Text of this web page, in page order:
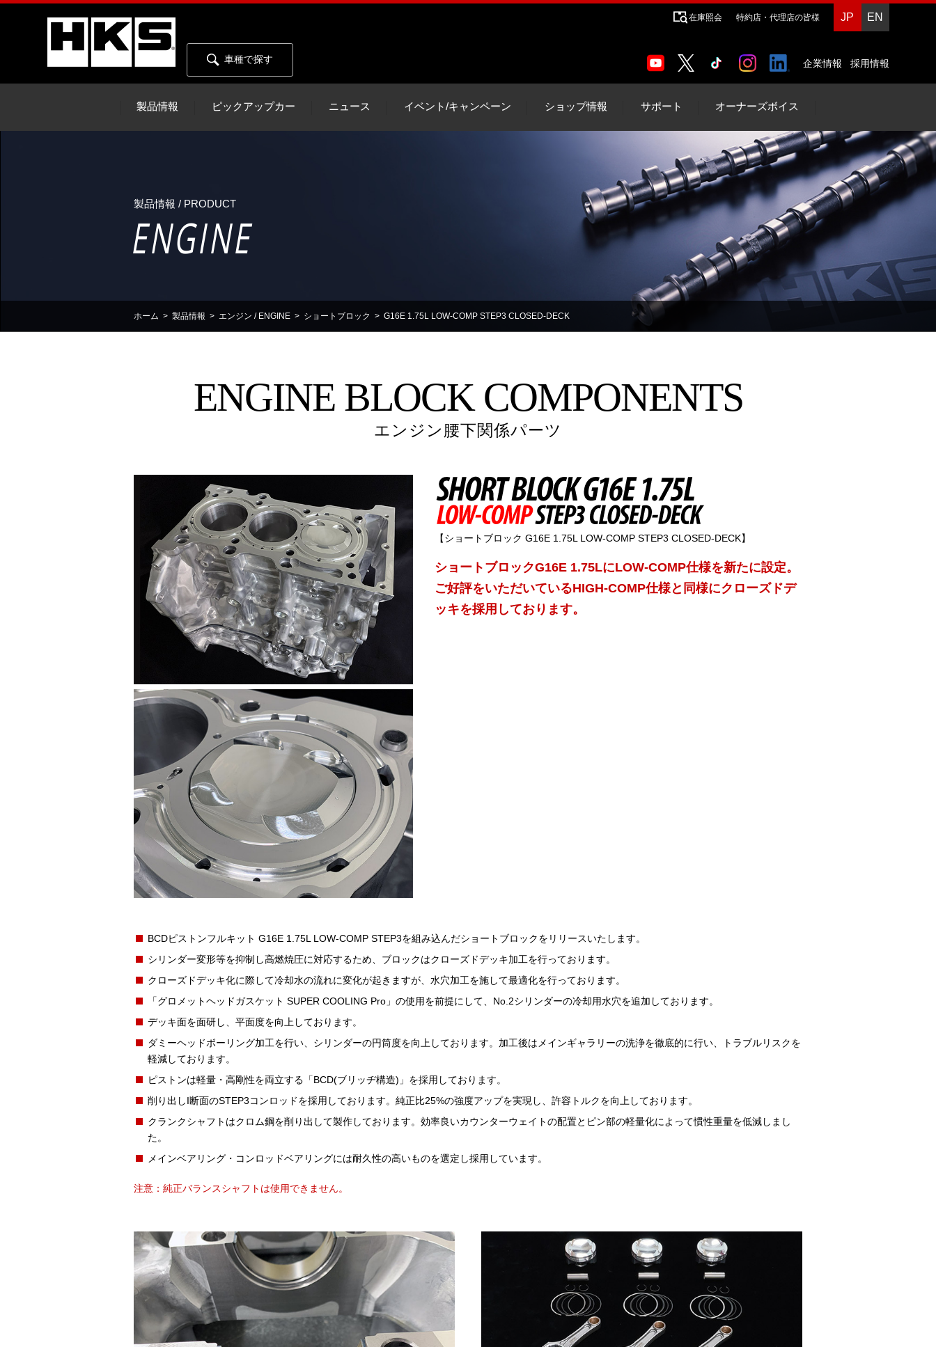
車種で探す 企業情報 採用情報
在庫照会 特約店・代理店の皆様 JP EN
製品情報 ピックアップカー ニュース イベント/キャンペーン ショップ情報 サポート オーナーズボイス
製品情報 / PRODUCT
ENGINE
ホーム > 製品情報 > エンジン / ENGINE > ショートブロック > G16E 1.75L LOW-COMP STEP3 CLOSED-DECK
ENGINE BLOCK COMPONENTS
エンジン腰下関係パーツ
【ショートブロック G16E 1.75L LOW-COMP STEP3 CLOSED-DECK】
ショートブロックG16E 1.75LにLOW-COMP仕様を新たに設定。
ご好評をいただいているHIGH-COMP仕様と同様にクローズドデ
ッキを採用しております。
BCDピストンフルキット G16E 1.75L LOW-COMP STEP3を組み込んだショートブロックをリリースいたします。
シリンダー変形等を抑制し高燃焼圧に対応するため、ブロックはクローズドデッキ加工を行っております。
クローズドデッキ化に際して冷却水の流れに変化が起きますが、水穴加工を施して最適化を行っております。
「グロメットヘッドガスケット SUPER COOLING Pro」の使用を前提にして、No.2シリンダーの冷却用水穴を追加しております。
デッキ面を面研し、平面度を向上しております。
ダミーヘッドボーリング加工を行い、シリンダーの円筒度を向上しております。加工後はメインギャラリーの洗浄を徹底的に行い、トラブルリスクを
軽減しております。
ピストンは軽量・高剛性を両立する「BCD(ブリッヂ構造)」を採用しております。
削り出しI断面のSTEP3コンロッドを採用しております。純正比25%の強度アップを実現し、許容トルクを向上しております。
クランクシャフトはクロム鋼を削り出して製作しております。効率良いカウンターウェイトの配置とピン部の軽量化によって慣性重量を低減しまし
た。
メインベアリング・コンロッドベアリングには耐久性の高いものを選定し採用しています。
注意：純正バランスシャフトは使用できません。